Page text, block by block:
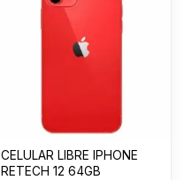
CELULAR LIBRE IPHONE
RETECH 12 64GB